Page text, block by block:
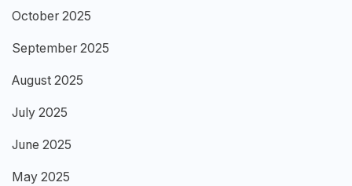
October 2025
September 2025
August 2025
July 2025
June 2025
May 2025